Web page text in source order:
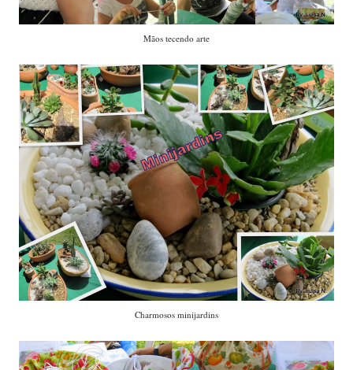
Mãos tecendo arte
Charmosos minijardins